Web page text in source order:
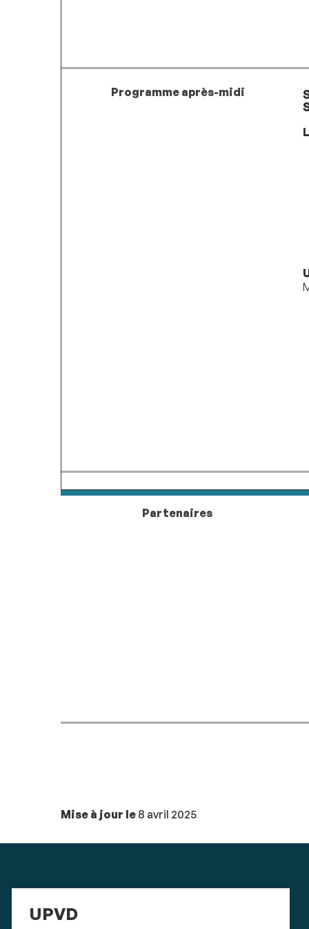
Programme après-midi
Partenaires
Mise à jour le 8 avril 2025
UPVD